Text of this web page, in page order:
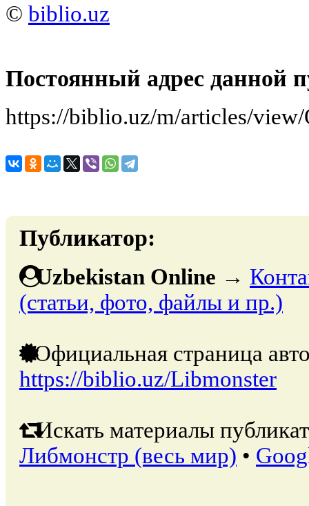
© biblio.uz
Постоянный адрес данной
https://biblio.uz/m/articles/
Публикатор:
Uzbekistan Online →
(статьи, фото, файлы и пр.)
Официальная страница
https://biblio.uz/Libmonster
Искать материалы
Либмонстр (весь мир) •